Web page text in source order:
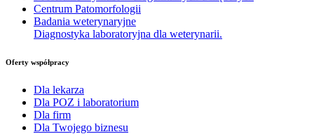
Centrum Patomorfologii
Badania weterynaryjne
Diagnostyka laboratoryjna dla weterynarii.
Oferty współpracy
Dla lekarza
Dla POZ i laboratorium
Dla firm
Dla Twojego biznesu